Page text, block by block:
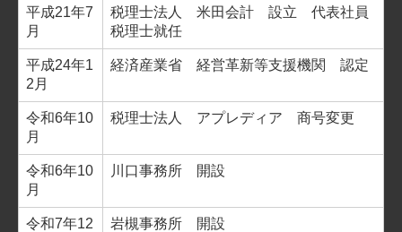
平成21年7
月
税理士法人 米田会計 設立 代表社員
税理士就任
平成24年1
2月
経済産業省 経営革新等支援機関 認定
令和6年10
月
税理士法人 アプレディア 商号変更
令和6年10
月
川口事務所 開設
令和7年12
岩槻事務所 開設